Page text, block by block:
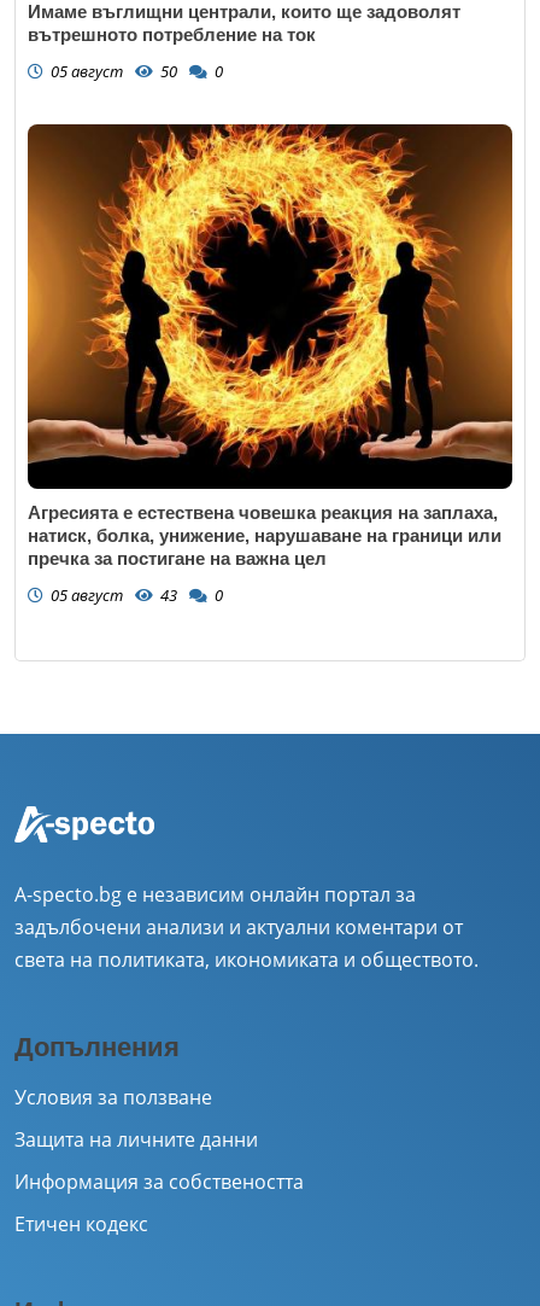
Имаме въглищни централи, които ще задоволят
вътрешното потребление на ток
05 август 50 0
Агресията е естествена човешка реакция на заплаха,
натиск, болка, унижение, нарушаване на граници или
пречка за постигане на важна цел
05 август 43 0
A-specto.bg е независим онлайн портал за
задълбочени анализи и актуални коментари от
света на политиката, икономиката и обществото.
Допълнения
Условия за ползване
Защита на личните данни
Информация за собствеността
Етичен кодекс